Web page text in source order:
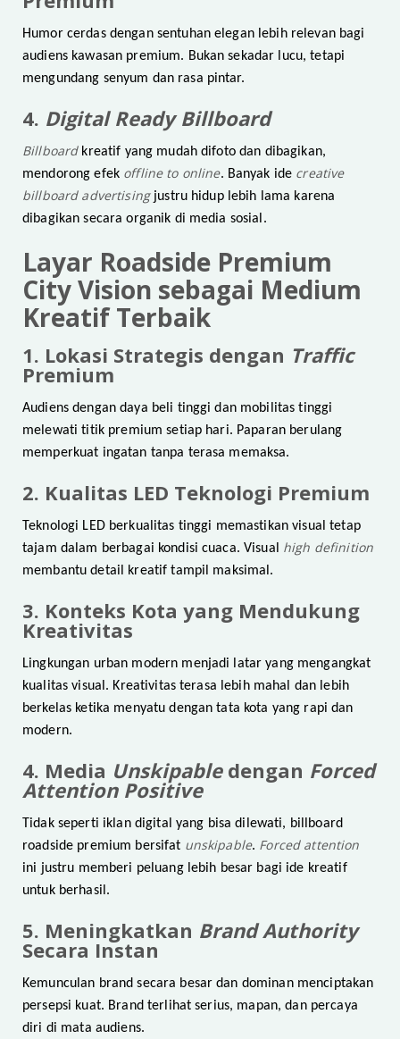
Humor cerdas dengan sentuhan elegan lebih relevan bagi
audiens kawasan premium. Bukan sekadar lucu, tetapi
mengundang senyum dan rasa pintar.
4. Digital Ready Billboard
Billboardkreatif yang mudah difoto dan dibagikan,
mendorong efek offline to online. Banyak ide creative
billboard advertisingjustru hidup lebih lama karena
dibagikan secara organik di media sosial.
Layar Roadside Premium
City Vision sebagai Medium
Kreatif Terbaik
1. Lokasi Strategis dengan Traffic
Premium
Audiens dengan daya beli tinggi dan mobilitas tinggi
melewati titik premium setiap hari. Paparan berulang
memperkuat ingatan tanpa terasa memaksa.
2. Kualitas LED Teknologi Premium
Teknologi LED berkualitas tinggi memastikan visual tetap
tajam dalam berbagai kondisi cuaca. Visual
high definition
membantu detail kreatif tampil maksimal.
3. Konteks Kota yang Mendukung
Kreativitas
Lingkungan urban modern menjadi latar yang mengangkat
kualitas visual. Kreativitas terasa lebih mahal dan lebih
berkelas ketika menyatu dengan tata kota yang rapi dan
modern.
4. Media Unskipable dengan Forced
Attention Positive
Tidak seperti iklan digital yang bisa dilewati, billboard
roadside premium bersifat unskipable. Forced attention
ini justru memberi peluang lebih besar bagi ide kreatif
untuk berhasil.
5. Meningkatkan Brand Authority
Secara Instan
Kemunculan brand secara besar dan dominan menciptakan
persepsi kuat. Brand terlihat serius, mapan, dan percaya
diri di mata audiens.